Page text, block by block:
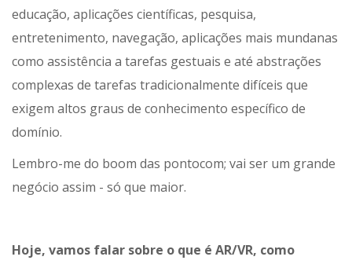
educação, aplicações científicas, pesquisa,
entretenimento, navegação, aplicações mais mundanas
como assistência a tarefas gestuais e até abstrações
complexas de tarefas tradicionalmente difíceis que
exigem altos graus de conhecimento específico de
domínio.
Lembro-me do boom das pontocom; vai ser um grande
negócio assim - só que maior.
Hoje, vamos falar sobre o que é AR/VR, como